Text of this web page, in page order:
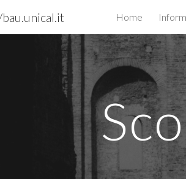
Skip to main content
Home